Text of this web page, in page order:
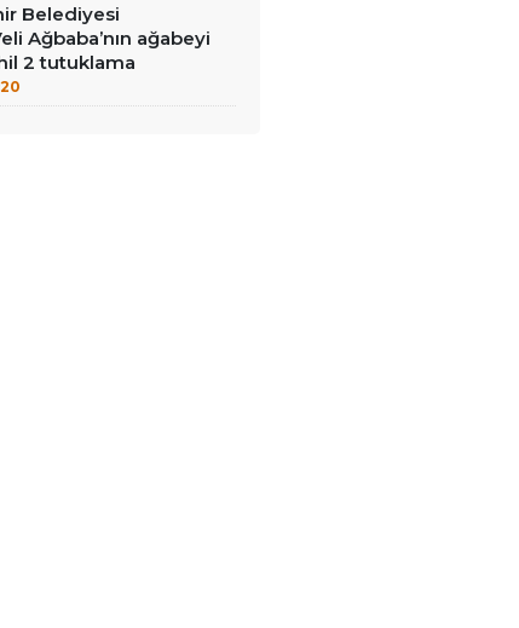
Belediyesi
Ağbaba’nın ağabeyi
2 tutuklama